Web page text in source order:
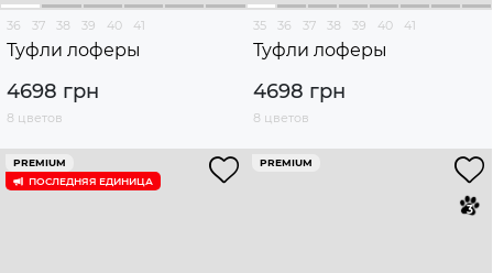
36 37 38 39 40 41
Туфли лоферы
4698 грн
8 цветов
35 36 37 38 39 40 41
Туфли лоферы
4698 грн
8 цветов
PREMIUM
ПОСЛЕДНЯЯ ЕДИНИЦА
PREMIUM